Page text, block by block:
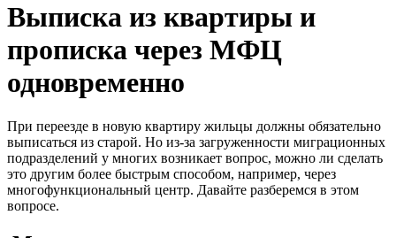
Выписка из квартиры и
прописка через МФЦ
одновременно
При переезде в новую квартиру жильцы должны обязательно
выписаться из старой. Но из-за загруженности миграционных
подразделений у многих возникает вопрос, можно ли сделать
это другим более быстрым способом, например, через
многофункциональный центр. Давайте разберемся в этом
вопросе.